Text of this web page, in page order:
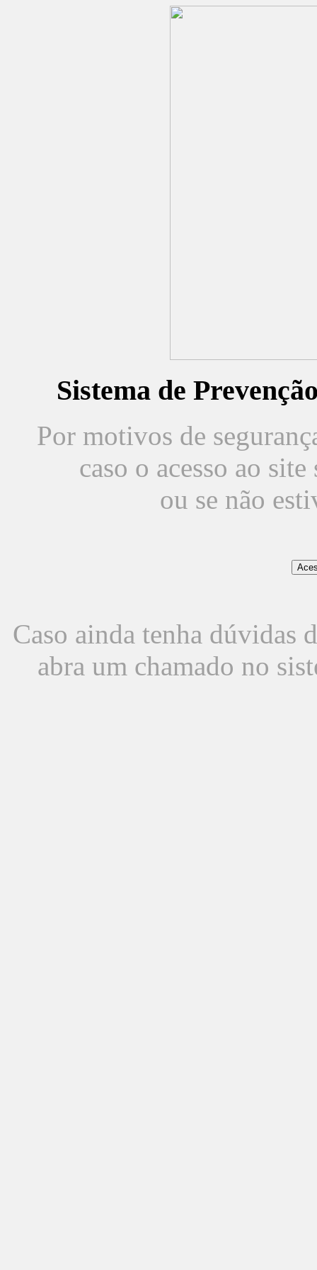
Sistema de
Por motivos de
caso o acesso ao
ou se não
Caso ainda tenha dúvidas
abra um chamado no